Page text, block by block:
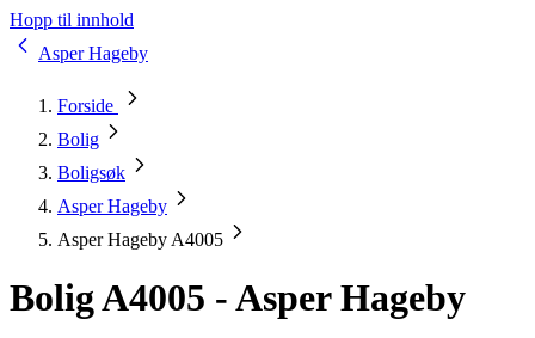
Hopp til innhold
Asper Hageby
Forside
Bolig
Boligsøk
Asper Hageby
Asper Hageby A4005
Bolig A4005 - Asper Hageby